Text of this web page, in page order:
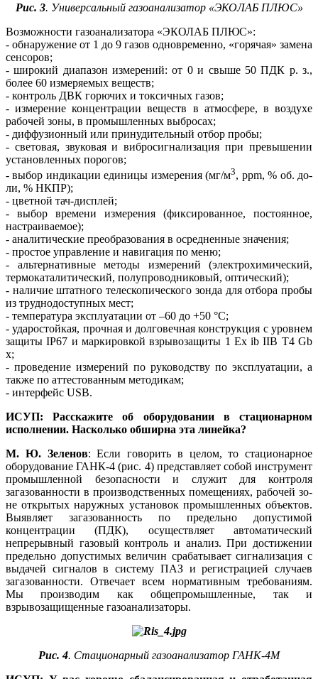
Рис. 3. Универсальный газоанализатор «ЭКОЛАБ ПЛЮС»
Возможности газоанализатора «ЭКОЛАБ ПЛЮС»:
- обнаружение от 1 до 9 газов одновременно, «горячая» замена
сенсоров;
- широкий диапазон измерений: от 0 и свыше 50 ПДК р. з.,
более 60 измеряемых веществ;
- контроль ДВК горючих и токсичных газов;
- измерение концентрации веществ в атмосфере, в воздухе
рабочей зо­ны, в промышленных выбросах;
- диффузионный или принудительный отбор пробы;
- световая, звуковая и вибросигнализация при превышении
установленных порогов;
- выбор индикации единицы измерения (мг/м3, ppm, % об. до­
ли, % НКПР);
- цветной тач-дисплей;
- выбор времени измерения (фиксированное, постоянное,
настраиваемое);
- аналитические преобразования в осредненные значения;
- простое управление и навигация по меню;
- альтернативные методы измерений (электрохимический,
термокаталитический, полупроводниковый, оптический);
- наличие штатного телескопического зонда для отбора пробы
из труднодоступных мест;
- температура эксплуатации от –60 до +50 °C;
- ударостойкая, прочная и долговечная конструкция с уровнем
защиты IP67 и маркировкой взрывозащиты 1 Ex ib IIB T4 Gb
x;
- проведение измерений по руководству по эксплуатации, а
также по аттестованным методикам;
- интерфейс USB.
ИСУП: Расскажите об оборудовании в стационарном
исполнении. Насколько обширна эта линейка?
М. Ю. Зеленов: Если говорить в целом, то стационарное
оборудование ГАНК‑4 (рис. 4) представляет собой инструмент
промышленной безопасности и служит для контроля
загазованности в производственных помещениях, рабочей зо­
не открытых наружных установок промышленных объектов.
Выявляет загазованность по предельно допустимой
концентрации (ПДК), осуществляет автоматический
непрерывный газовый контроль и анализ. При достижении
предельно допустимых величин срабатывает сигнализация с
выдачей сигналов в систему ПАЗ и регистрацией случаев
загазованности. Отвечает всем нормативным требованиям.
Мы производим как общепромышленные, так и
взрывозащищенные газоанализаторы.
Рис. 4. Стационарный газоанализатор ГАНК‑4М